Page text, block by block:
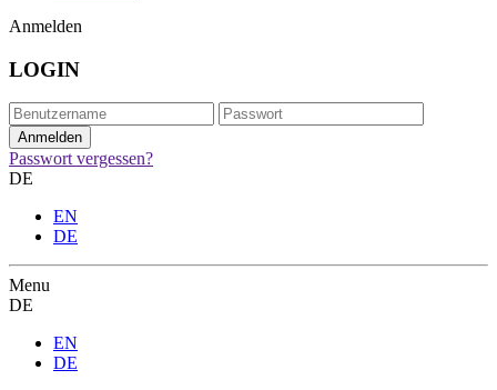
Anmelden
LOGIN
Passwort vergessen?
DE
EN
DE
Menu
DE
EN
DE